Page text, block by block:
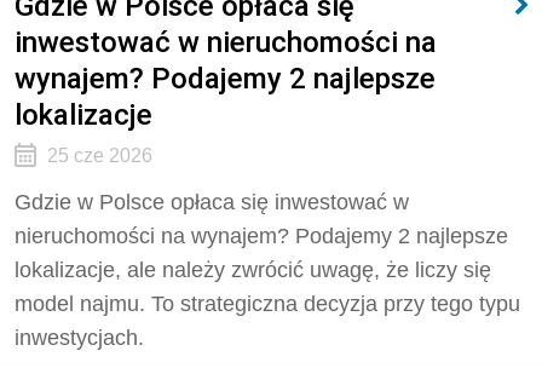
inwestować w nieruchomości na
wynajem? Podajemy 2 najlepsze
lokalizacje
25 cze 2026
Gdzie w Polsce opłaca się inwestować w
nieruchomości na wynajem? Podajemy 2 najlepsze
lokalizacje, ale należy zwrócić uwagę, że liczy się
model najmu. To strategiczna decyzja przy tego typu
inwestycjach.